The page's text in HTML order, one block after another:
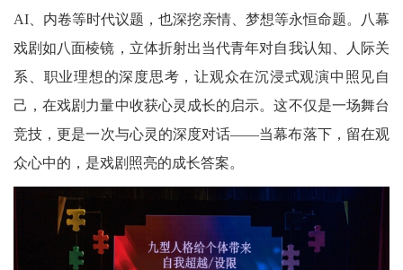
AI、内卷等时代议题，也深挖亲情、梦想等永恒命题。八幕
戏剧如八面棱镜，立体折射出当代青年对自我认知、人际关
系、职业理想的深度思考，让观众在沉浸式观演中照见自
己，在戏剧力量中收获心灵成长的启示。这不仅是一场舞台
竞技，更是一次与心灵的深度对话——当幕布落下，留在观
众心中的，是戏剧照亮的成长答案。